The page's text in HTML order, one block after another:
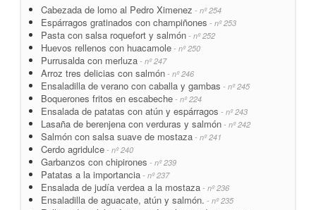
Cabezada de lomo al Pedro Ximenez - nº 254
Espárragos gratinados con champiñones - nº 253
Pasta con salsa roquefort y salmón - nº 252
Huevos rellenos con huacamole - nº 250
Purrusalda con merluza - nº 247
Arroz tres delicias con salmón - nº 246
Ensaladilla de verano con caballa y gambas - nº 245
Boquerones fritos en escabeche - nº 224
Ensalada de patatas con atún y espárragos - nº 243
Lasaña de berenjena con verduras y salmón - nº 242
Salmón con salsa suave de mostaza - nº 241
Cerdo agridulce - nº 240
Garbanzos con chipirones - nº 239
Patatas a la importancia - nº 237
Ensalada de judía verdea a la mostaza - nº 236
Ensaladilla de aguacate, atún y salmón. - nº 235